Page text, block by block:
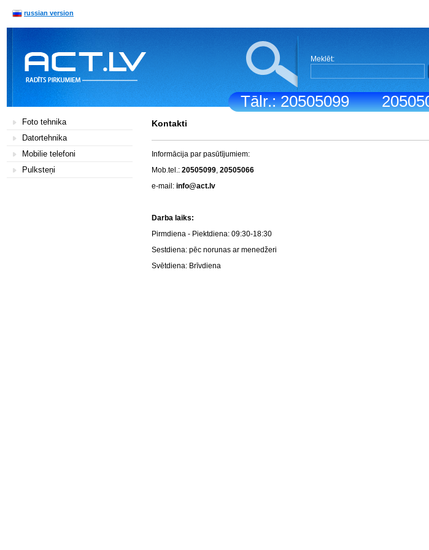
Tālr.: 20505099
russian version
Meklēt:
Foto tehnika
Datortehnika
Mobilie telefoni
Pulksteņi
Kontakti
Informācija par pasūtījumiem:
Mob.tel.: 20505099, 20505066
e-mail: info@act.lv
Darba laiks:
Pirmdiena - Piektdiena: 09:30-18:30
Sestdiena: pēc norunas ar menedžeri
Svētdiena: Brīvdiena